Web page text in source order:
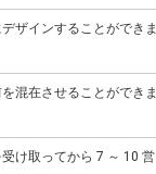
ザインすることができま
混在させることができま
け取ってから 7 ～ 10 営